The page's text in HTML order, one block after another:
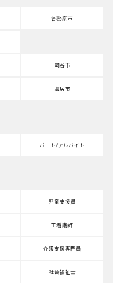
各務原市
岡谷市
塩尻市
パート/アルバイト
児童支援員
正看護師
介護支援専門員
社会福祉士